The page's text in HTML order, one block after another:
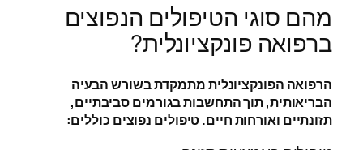
מהם סוגי הטיפולים הנפוצים
ברפואה פונקציונלית?
הרפואה הפונקציונלית מתמקדת בשורש הבעיה
הבריאותית, תוך התחשבות בגורמים סביבתיים,
תזונתיים ואורחות חיים. טיפולים נפוצים כוללים: